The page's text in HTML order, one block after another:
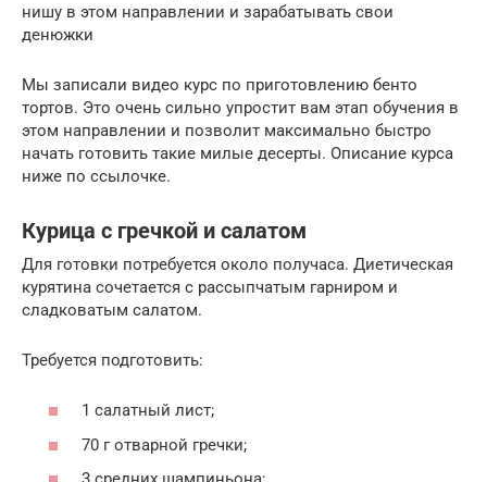
нишу в этом направлении и зарабатывать свои
денюжки
Мы записали видео курс по приготовлению бенто
тортов. Это очень сильно упростит вам этап обучения в
этом направлении и позволит максимально быстро
начать готовить такие милые десерты. Описание курса
ниже по ссылочке.
Курица с гречкой и салатом
Для готовки потребуется около получаса. Диетическая
курятина сочетается с рассыпчатым гарниром и
сладковатым салатом.
Требуется подготовить:
1 салатный лист;
70 г отварной гречки;